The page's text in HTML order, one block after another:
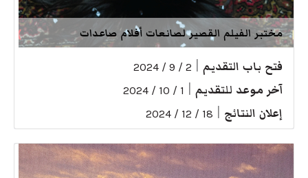
مختبر الفيلم القصير لصانعات أفلام صاعدات
فتح باب التقديم 2 / 9 / 2024
آخر موعد للتقديم 1 / 10 / 2024
إعلان النتائج 18 / 12 / 2024